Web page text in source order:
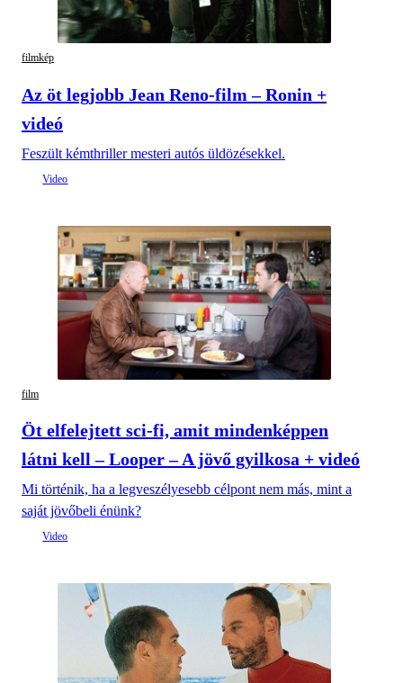
filmkép
Az öt legjobb Jean Reno-film – Ronin +
videó
Feszült kémthriller mesteri autós üldözésekkel.
film
Öt elfelejtett sci-fi, amit mindenképpen
látni kell – Looper – A jövő gyilkosa + videó
Mi történik, ha a legveszélyesebb célpont nem más, mint a
saját jövőbeli énünk?